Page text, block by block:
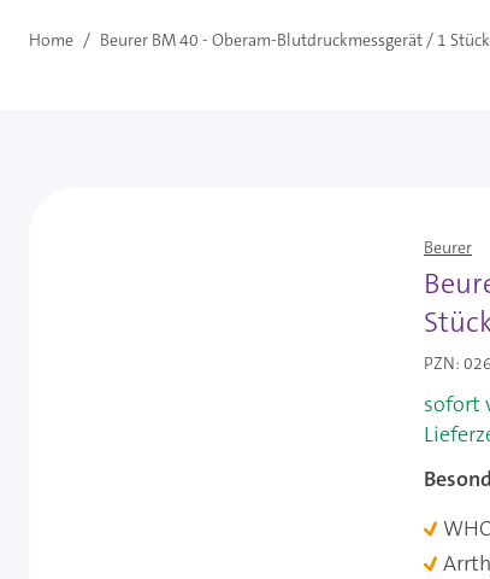
Home / Beurer BM 40 - Oberam-Blutdruckmessgerät / 1 Stück
Beurer
PZN:
sofort